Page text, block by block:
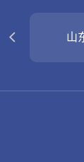
会